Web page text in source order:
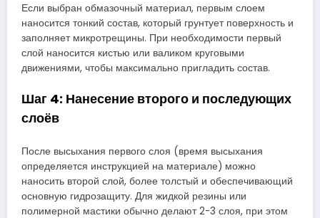
Если выбран обмазочный материал, первым слоем
наносится тонкий состав, который грунтует поверхность и
заполняет микротрещины. При необходимости первый
слой наносится кистью или валиком круговыми
движениями, чтобы максимально пригладить состав.
Шаг 4: Нанесение второго и последующих
слоёв
После высыхания первого слоя (время высыхания
определяется инструкцией на материале) можно
наносить второй слой, более толстый и обеспечивающий
основную гидрозащиту. Для жидкой резины или
полимерной мастики обычно делают 2-3 слоя, при этом